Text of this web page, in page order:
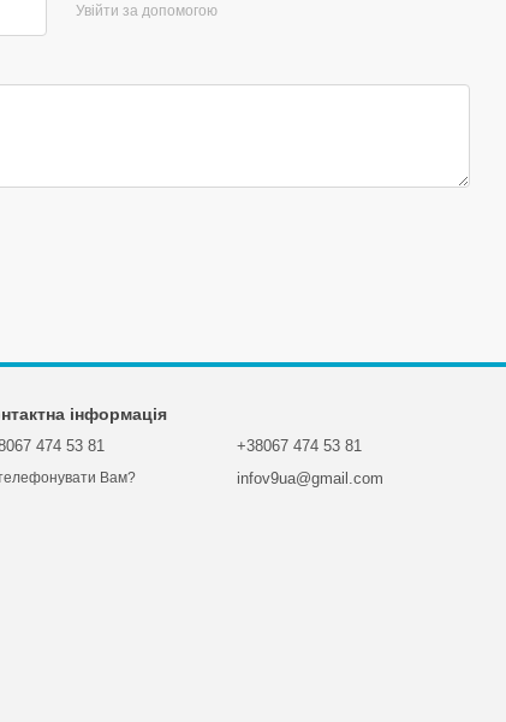
Увійти за допомогою
інформація
474 53 81
Вам?
+38067 474 53 81
infov9ua@gmail.com